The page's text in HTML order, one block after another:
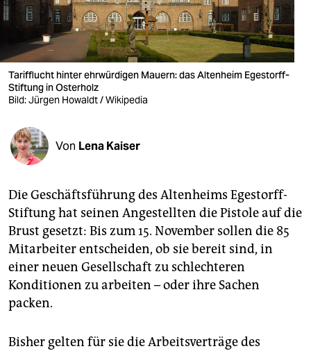
verlag
verlag
veranstaltungen
shop
fragen & hilfe
unterstützen
genossenschaft
epaper login
Tarifflucht hinter ehrwürdigen Mauern: das Altenheim Egestorff-
Stiftung in Osterholz
Bild: Jürgen Howaldt / Wikipedia
Von Lena Kaiser
Die Geschäftsführung des Altenheims Egestorff-
Stiftung hat seinen Angestellten die Pistole auf die
Brust gesetzt: Bis zum 15. November sollen die 85
Mitarbeiter entscheiden, ob sie bereit sind, in
einer neuen Gesellschaft zu schlechteren
Konditionen zu arbeiten – oder ihre Sachen
packen.
Bisher gelten für sie die Arbeitsverträge des